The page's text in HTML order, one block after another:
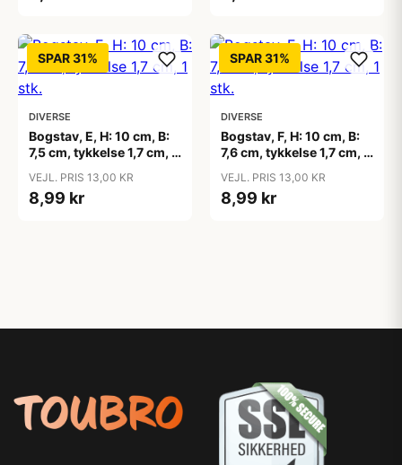
SPAR 31%
DIVERSE
Bogstav, E, H: 10 cm, B:
7,5 cm, tykkelse 1,7 cm, 1
VEJL. PRIS 13,00 KR
8,99 kr
SPAR 31%
DIVERSE
Bogstav, F, H: 10 cm, B:
7,6 cm, tykkelse 1,7 cm, 1
VEJL. PRIS 13,00 KR
8,99 kr